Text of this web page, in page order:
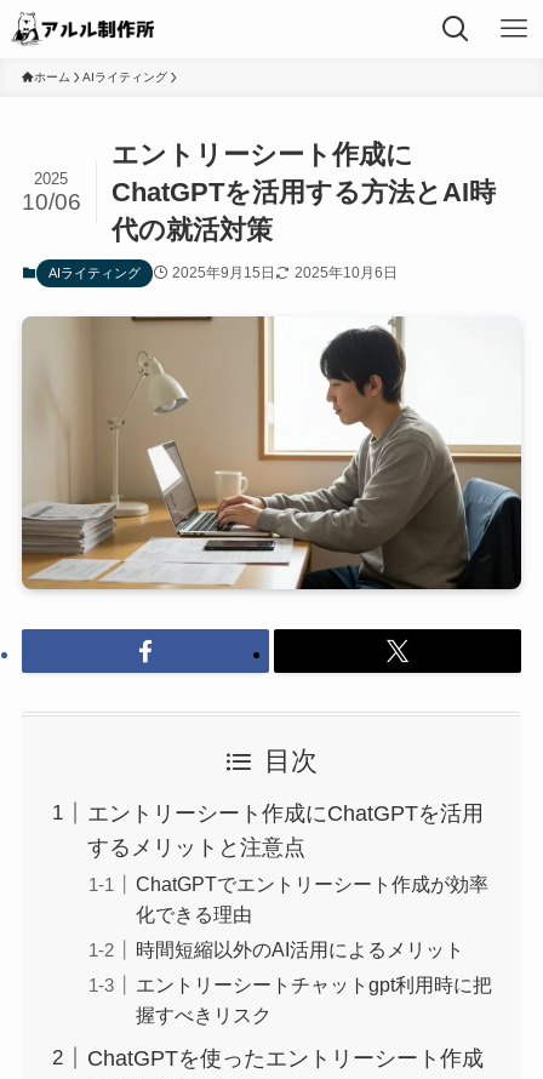
ホーム AIライティング
エントリーシート作成に
ChatGPTを活用する方法とAI時
代の就活対策
2025
10/06
AIライティング 2025年9月15日 2025年10月6日
目次
エントリーシート作成にChatGPTを活用
するメリットと注意点
ChatGPTでエントリーシート作成が効率
化できる理由
時間短縮以外のAI活用によるメリット
エントリーシートチャットgpt利用時に把
握すべきリスク
ChatGPTを使ったエントリーシート作成